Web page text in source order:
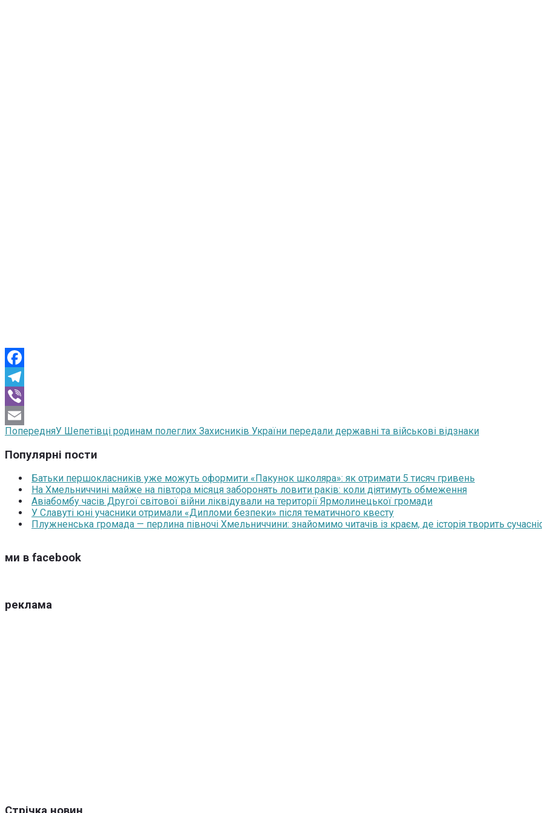
Facebook
Telegram
Viber
Email
ПопередняУ Шепетівці родинам полеглих Захисників України передали державні та військові відзнаки
Популярні пости
Батьки першокласників уже можуть оформити «Пакунок школяра»: як отримати 5 тисяч гривень
На Хмельниччині майже на півтора місяця заборонять ловити раків: коли діятимуть обмеження
Авіабомбу часів Другої світової війни ліквідували на території Ярмолинецької громади
У Славуті юні учасники отримали «Дипломи безпеки» після тематичного квесту
Плужненська громада — перлина півночі Хмельниччини: знайомимо читачів із краєм, де історія творить
ми в facebook
реклама